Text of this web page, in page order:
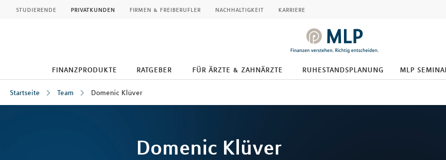
studierende privatkunden firmen & freiberufler nachhaltigkeit karriere
finanzprodukte ratgeber für ärzte & zahnärzte ruhestandsplanung mlp
Startseite Team Domenic Klüver
Domenic Klüver